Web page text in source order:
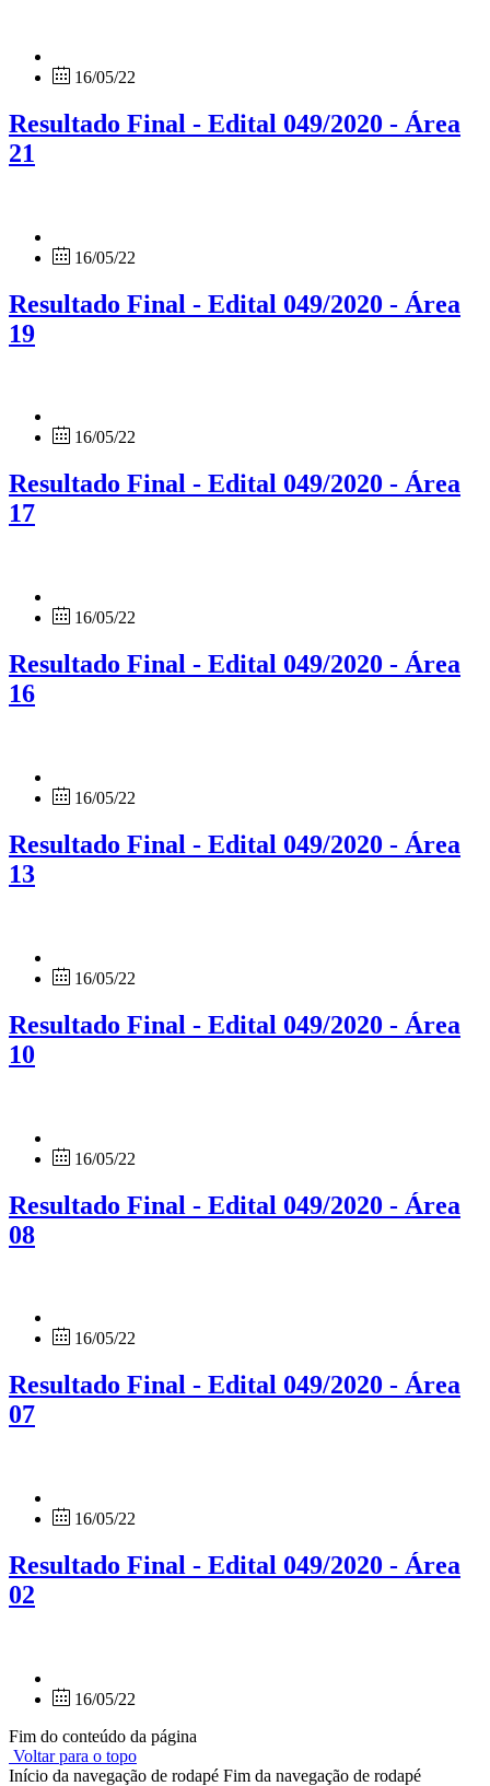
16/05/22
Resultado Final - Edital 049/2020 - Área
21
16/05/22
Resultado Final - Edital 049/2020 - Área
19
16/05/22
Resultado Final - Edital 049/2020 - Área
17
16/05/22
Resultado Final - Edital 049/2020 - Área
16
16/05/22
Resultado Final - Edital 049/2020 - Área
13
16/05/22
Resultado Final - Edital 049/2020 - Área
10
16/05/22
Resultado Final - Edital 049/2020 - Área
08
16/05/22
Resultado Final - Edital 049/2020 - Área
07
16/05/22
Resultado Final - Edital 049/2020 - Área
02
16/05/22
Fim do conteúdo da página
Voltar para o topo
Início da navegação de rodapé Fim da navegação de rodapé